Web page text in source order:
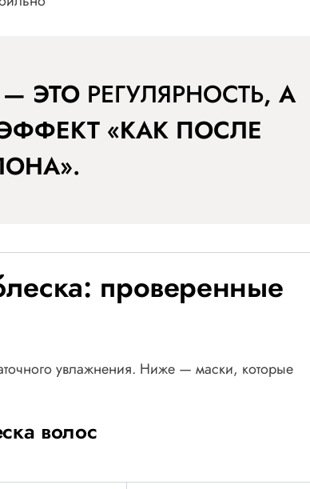
ЭТО РЕГУЛЯРНОСТЬ, А
«КАК ПОСЛЕ
проверенные
увлажнения. Ниже — маски, которые
волос